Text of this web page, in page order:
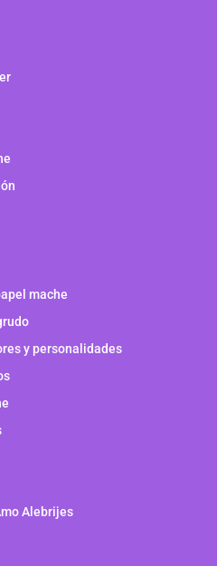
mache
y personalidades
Alebrijes